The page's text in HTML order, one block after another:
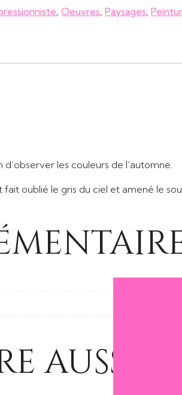
,Oeuvres,Paysages,
les couleurs de l’automne.
oublié le gris du ciel et amené le
aussi…